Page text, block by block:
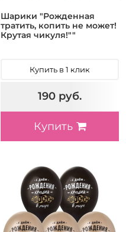
Шарики "Рожденная
тратить, копить не может!
Крутая чикуля!""
Купить в 1 клик
190 руб.
Купить